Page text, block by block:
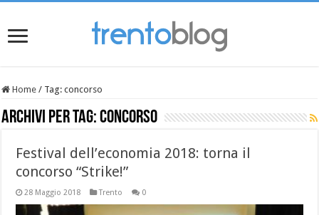
Home / Tag:concorso
Archivi per tag:concorso
Festival dell’economia 2018: torna il
concorso “Strike!”
28 Maggio 2018 Trento 0